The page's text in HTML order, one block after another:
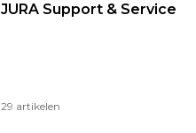
JURA Support & Service
29 artikelen